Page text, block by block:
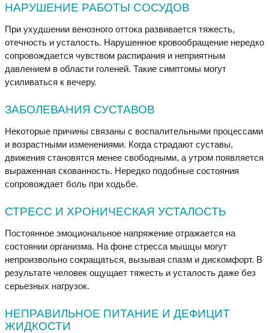
НАРУШЕНИЕ РАБОТЫ СОСУДОВ
При ухудшении венозного оттока развивается тяжесть,
отечность и усталость. Нарушенное кровообращение нередко
сопровождается чувством распирания и неприятным
давлением в области голеней. Такие симптомы могут
усиливаться к вечеру.
ЗАБОЛЕВАНИЯ СУСТАВОВ
Некоторые причины связаны с воспалительными процессами
и возрастными изменениями. Когда страдают суставы,
движения становятся менее свободными, а утром появляется
выраженная скованность. Нередко подобные состояния
сопровождает боль при ходьбе.
СТРЕСС И ХРОНИЧЕСКАЯ УСТАЛОСТЬ
Постоянное эмоциональное напряжение отражается на
состоянии организма. На фоне стресса мышцы могут
непроизвольно сокращаться, вызывая спазм и дискомфорт. В
результате человек ощущает тяжесть и усталость даже без
серьезных нагрузок.
НЕПРАВИЛЬНОЕ ПИТАНИЕ И ДЕФИЦИТ
ЖИДКОСТИ